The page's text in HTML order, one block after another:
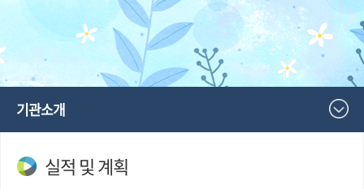
기관소개
실적 및 계획